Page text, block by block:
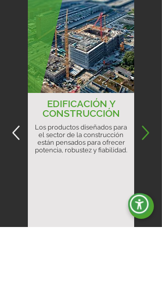
EDIFICACIÓN Y
CONSTRUCCIÓN
Los productos diseñados para
el sector de la construcción
están pensados para ofrecer
potencia, robustez y fiabilidad.